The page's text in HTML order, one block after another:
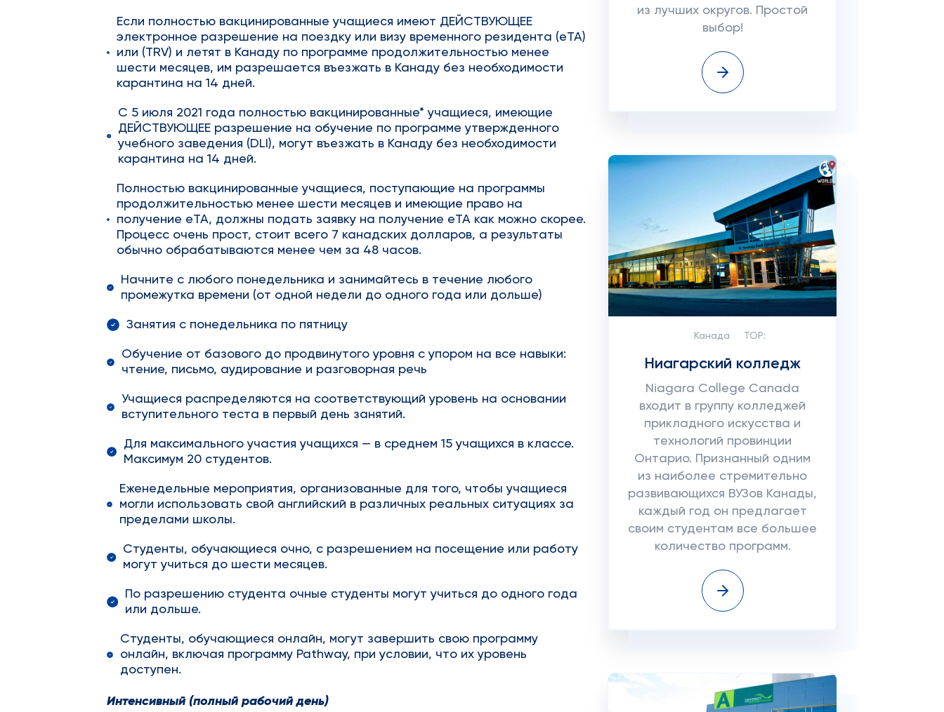
Если полностью вакцинированные учащиеся имеют ДЕЙСТВУЮЩЕЕ
электронное разрешение на поездку или визу временного резидента (eTA)
или (TRV) и летят в Канаду по программе продолжительностью менее
шести месяцев, им разрешается въезжать в Канаду без необходимости
карантина на 14 дней.
С 5 июля 2021 года полностью вакцинированные* учащиеся, имеющие
ДЕЙСТВУЮЩЕЕ разрешение на обучение по программе утвержденного
учебного заведения (DLI), могут въезжать в Канаду без необходимости
карантина на 14 дней.
Полностью вакцинированные учащиеся, поступающие на программы
продолжительностью менее шести месяцев и имеющие право на
получение eTA, должны подать заявку на получение eTA как можно скорее.
Процесс очень прост, стоит всего 7 канадских долларов, а результаты
обычно обрабатываются менее чем за 48 часов.
Начните с любого понедельника и занимайтесь в течение любого
промежутка времени (от одной недели до одного года или дольше)
Занятия с понедельника по пятницу
Обучение от базового до продвинутого уровня с упором на все навыки:
чтение, письмо, аудирование и разговорная речь
Учащиеся распределяются на соответствующий уровень на основании
вступительного теста в первый день занятий.
Для максимального участия учащихся — в среднем 15 учащихся в классе.
Максимум 20 студентов.
Еженедельные мероприятия, организованные для того, чтобы учащиеся
могли использовать свой английский в различных реальных ситуациях за
пределами школы.
Студенты, обучающиеся очно, с разрешением на посещение или работу
могут учиться до шести месяцев.
По разрешению студента очные студенты могут учиться до одного года
или дольше.
Студенты, обучающиеся онлайн, могут завершить свою программу
онлайн, включая программу Pathway, при условии, что их уровень
доступен.
Интенсивный (полный рабочий день)
из лучших округов. Простой
выбор!
Канада TOP:
Ниагарский колледж
Niagara College Canada
входит в группу колледжей
прикладного искусства и
технологий провинции
Онтарио. Признанный одним
из наиболее стремительно
развивающихся ВУЗов Канады,
каждый год он предлагает
своим студентам все большее
количество программ.